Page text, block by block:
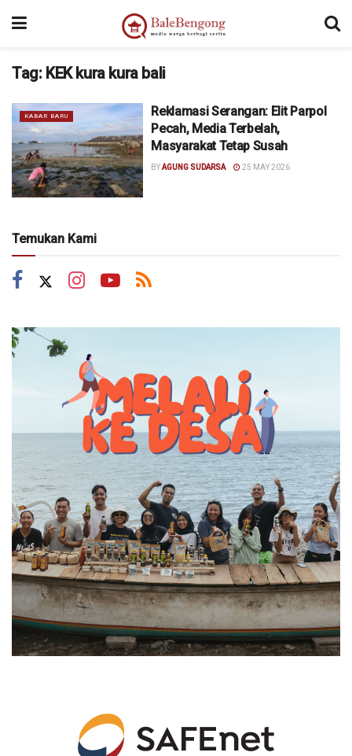
Tag: KEK kura kura bali
KABAR BARU
Reklamasi Serangan: Elit Parpol
Pecah, Media Terbelah,
Masyarakat Tetap Susah
BYAGUNG SUDARSA 25 MAY 2026
Temukan Kami